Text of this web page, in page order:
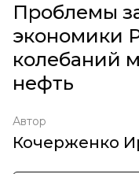
Проблемы
экономики
колебаний
нефть
Автор
Кочерженко